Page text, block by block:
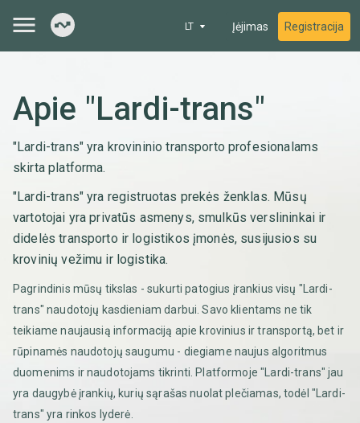
LT Įėjimas Registracija
Apie "Lardi-trans"
"Lardi-trans" yra krovininio transporto profesionalams
skirta platforma.
"Lardi-trans" yra registruotas prekės ženklas. Mūsų
vartotojai yra privatūs asmenys, smulkūs verslininkai ir
didelės transporto ir logistikos įmonės, susijusios su
krovinių vežimu ir logistika.
Pagrindinis mūsų tikslas - sukurti patogius įrankius visų "Lardi-
trans" naudotojų kasdieniam darbui. Savo klientams ne tik
teikiame naujausią informaciją apie krovinius ir transportą, bet ir
rūpinamės naudotojų saugumu - diegiame naujus algoritmus
duomenims ir naudotojams tikrinti. Platformoje "Lardi-trans" jau
yra daugybė įrankių, kurių sąrašas nuolat plečiamas, todėl "Lardi-
trans" yra rinkos lyderė.